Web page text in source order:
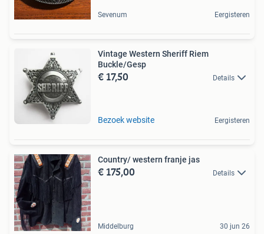
Sevenum Eergisteren
Vintage Western Sheriff Riem
Buckle/Gesp
€ 17,50 Details
Bezoek website Eergisteren
Country/ western franje jas
€ 175,00 Details
Middelburg 30 jun 26